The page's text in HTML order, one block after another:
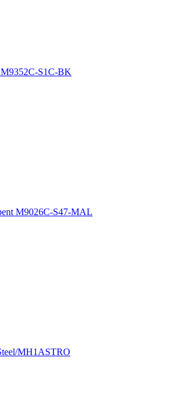
S1C-BK
M9026C-S47-MAL
MH1ASTRO